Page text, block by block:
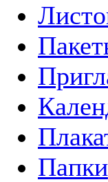
Папки